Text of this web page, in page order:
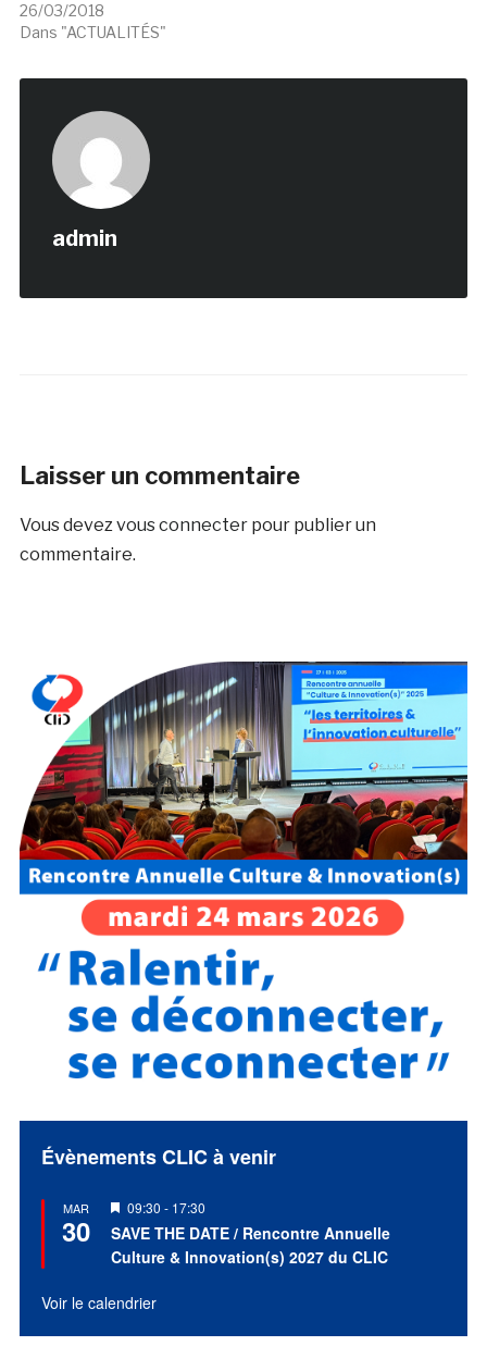
26/03/2018
Dans "ACTUALITÉS"
admin
Laisser un commentaire
Vous devezvous connecterpour publier un
commentaire.
Évènements CLIC à venir
MAR
30
Mis
en
avant
09:30 - 17:30
SAVE THE DATE / Rencontre Annuelle
Culture & Innovation(s) 2027 du CLIC
Voir le calendrier